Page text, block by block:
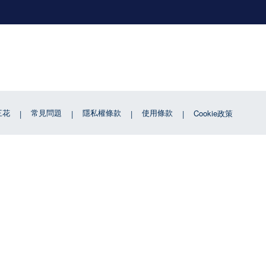
花 常見問題 隱私權條款 使用條款 Cookie政策